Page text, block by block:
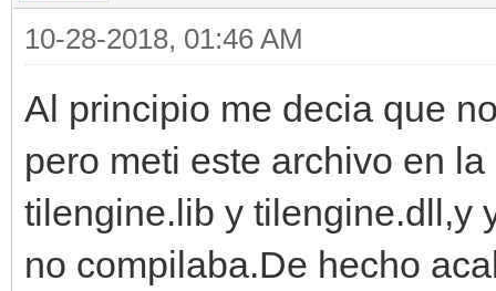
10-28-2018, 01:46 AM
Al principio me decia que
pero meti este archivo en
tilengine.lib y tilengine.dll,y
no compilaba.De hecho